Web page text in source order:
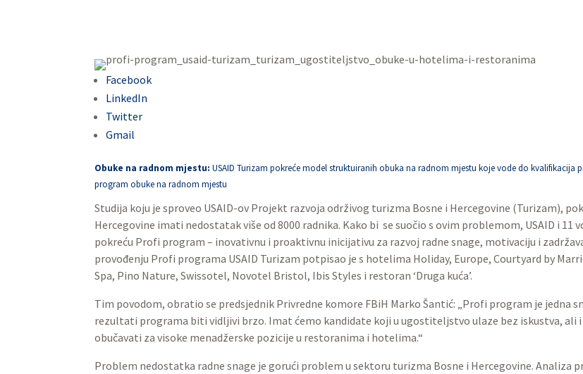
Facebook
LinkedIn
Twitter
Gmail
Obuke na radnom mjestu: USAID Turizam pokreće model struktuiranih obuka na radnom mjestu koje vode do
program obuke na radnom mjestu
Studija koju je sproveo USAID-ov Projekt razvoja održivog turizma Bosne i Hercegovine (Turizam),
Hercegovine imati nedostatak više od 8000 radnika. Kako bi se suočio s ovim problemom, USAID i 11
pokreću Profi program – inovativnu i proaktivnu inicijativu za razvoj radne snage, motivaciju i
provođenju Profi programa USAID Turizam potpisao je s hotelima Holiday, Europe, Courtyard by
Spa, Pino Nature, Swissotel, Novotel Bristol, Ibis Styles i restoran ‘Druga kuća’.
Tim povodom, obratio se predsjednik Privredne komore FBiH Marko Šantić: „Profi program je jedna
rezultati programa biti vidljivi brzo. Imat ćemo kandidate koji u ugostiteljstvo ulaze bez iskustva, ali i
obučavati za visoke menadžerske pozicije u restoranima i hotelima.“
Problem nedostatka radne snage je gorući problem u sektoru turizma Bosne i Hercegovine. Analiza